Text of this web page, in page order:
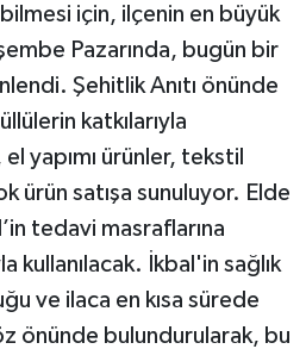
için, ilçenin en büyük
Pazarında, bugün bir
Şehitlik Anıtı önünde
katkılarıyla
yapımı ürünler, tekstil
ürün satışa sunuluyor. Elde
tedavi masraflarına
kullanılacak. İkbal'in sağlık
ve ilaca en kısa sürede
önünde bulundurularak, bu